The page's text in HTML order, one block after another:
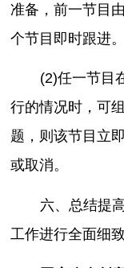
准备，前一节目
个节目即时跟进。
(2)任一节目
行的情况时，可
题，则该节目立
或取消。
六、总结提
工作进行全面细